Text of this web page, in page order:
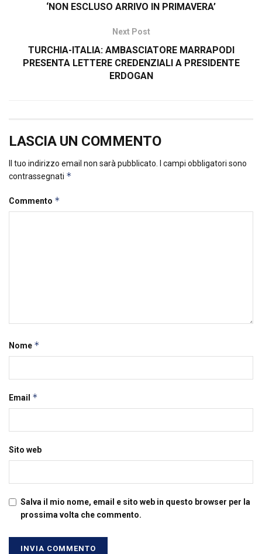
‘NON ESCLUSO ARRIVO IN PRIMAVERA’
Next Post
TURCHIA-ITALIA: AMBASCIATORE MARRAPODI
PRESENTA LETTERE CREDENZIALI A PRESIDENTE
ERDOGAN
LASCIA UN COMMENTO
Il tuo indirizzo email non sarà pubblicato.
I campi obbligatori sono
contrassegnati *
Commento *
Nome *
Email *
Sito web
Salva il mio nome, email e sito web in questo browser per la
prossima volta che commento.